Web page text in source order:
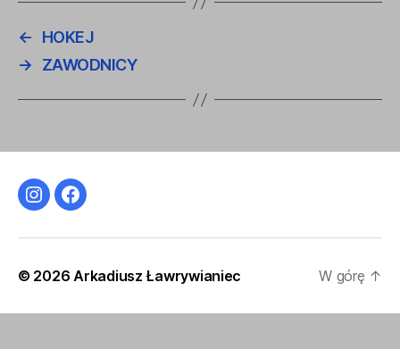
←
HOKEJ
→
ZAWODNICY
InstagramFacebook
© 2026Arkadiusz Ławrywianiec W górę ↑